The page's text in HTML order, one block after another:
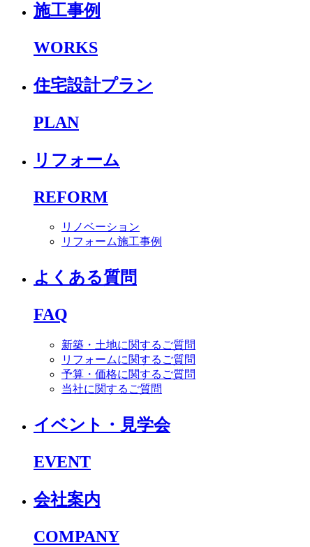
施工事例
WORKS
住宅設計プラン
PLAN
リフォーム
REFORM
リノベーション
リフォーム施工事例
よくある質問
FAQ
新築・土地に関するご質問
リフォームに関するご質問
予算・価格に関するご質問
当社に関するご質問
イベント・見学会
EVENT
会社案内
COMPANY